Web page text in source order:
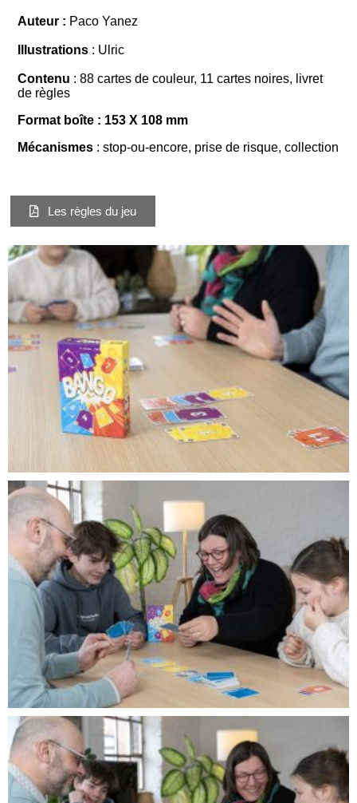
Auteur : Paco Yanez
Illustrations : Ulric
Contenu : 88 cartes de couleur, 11 cartes noires, livret
de règles
Format boîte : 153 X 108 mm
Mécanismes : stop-ou-encore, prise de risque, collection
Les règles du jeu